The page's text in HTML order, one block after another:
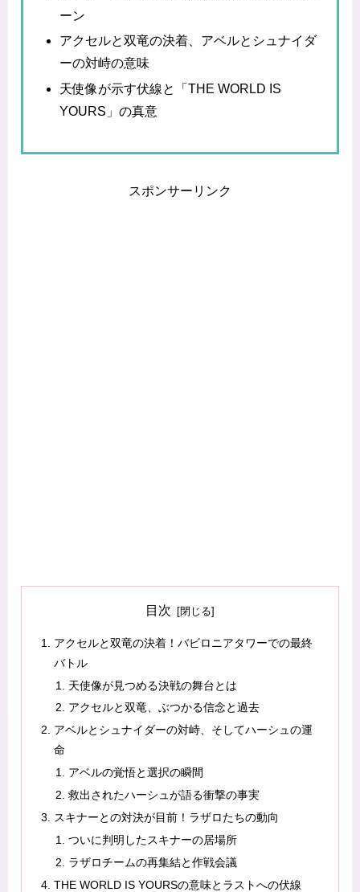
ーン
アクセルと双竜の決着、アベルとシュナイダ
ーの対峙の意味
天使像が示す伏線と「THE WORLD IS
YOURS」の真意
スポンサーリンク
目次
アクセルと双竜の決着！バビロニアタワーでの最終
バトル
天使像が見つめる決戦の舞台とは
アクセルと双竜、ぶつかる信念と過去
アベルとシュナイダーの対峙、そしてハーシュの運
命
アベルの覚悟と選択の瞬間
救出されたハーシュが語る衝撃の事実
スキナーとの対決が目前！ラザロたちの動向
ついに判明したスキナーの居場所
ラザロチームの再集結と作戦会議
THE WORLD IS YOURSの意味とラストへの伏線